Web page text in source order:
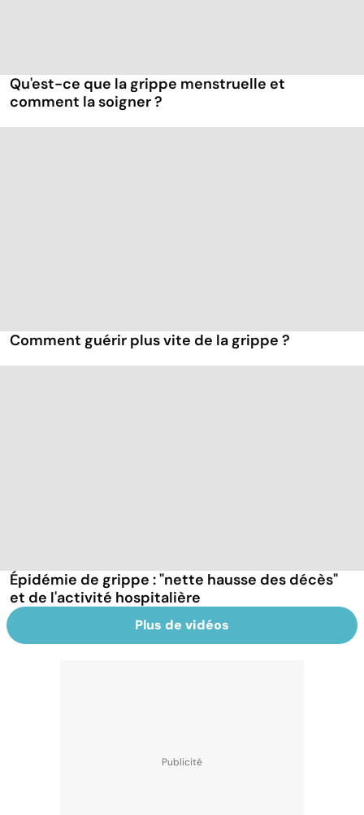
Qu'est-ce que la grippe menstruelle et
comment la soigner ?
Comment guérir plus vite de la grippe ?
Épidémie de grippe : "nette hausse des décès"
et de l'activité hospitalière
Plus de vidéos